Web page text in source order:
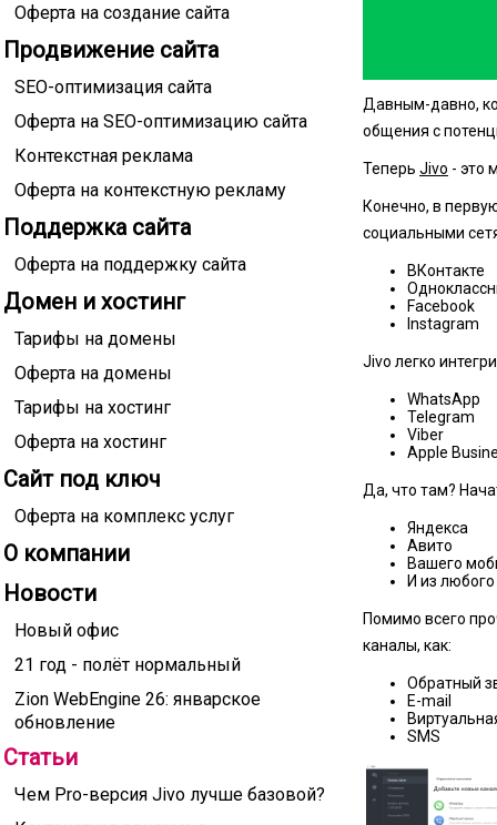
Оферта на создание сайта
Продвижение сайта
SEO-оптимизация сайта
Оферта на SEO-оптимизацию сайта
Контекстная реклама
Оферта на контекстную рекламу
Поддержка сайта
Оферта на поддержку сайта
Домен и хостинг
Тарифы на домены
Оферта на домены
Тарифы на хостинг
Оферта на хостинг
Сайт под ключ
Оферта на комплекс услуг
О компании
Новости
Новый офис
21 год - полёт нормальный
Zion WebEngine 26: январское
обновление
Статьи
Чем Pro-версия Jivo лучше базовой?
Давным-давно,
общения с
Теперь Jivo - это
Конечно, в
социальными
ВКонтакте
Facebook
Instagram
Jivo легко
WhatsApp
Telegram
Viber
Apple
Да, что там?
Яндекса
Авито
Вашего
И из
Помимо всего
каналы, как:
Обратный
E-mail
SMS